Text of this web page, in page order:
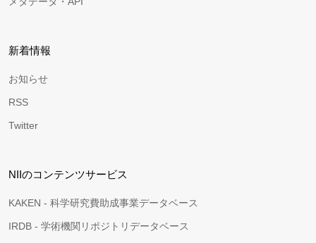
新着情報
お知らせ
RSS
Twitter
NIIのコンテンツサービス
KAKEN - 科学研究費助成事業データベース
IRDB - 学術機関リポジトリデータベース